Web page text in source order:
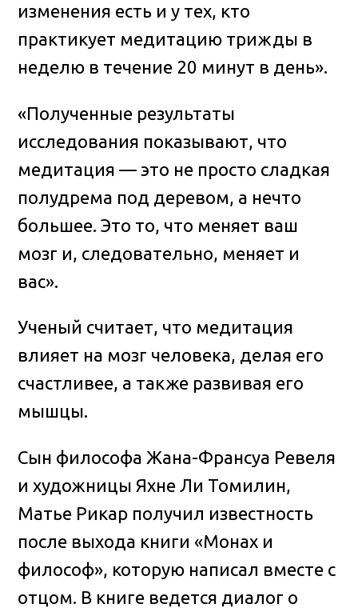
изменения есть и у тех, кто
практикует медитацию трижды в
неделю в течение 20 минут в день».
«Полученные результаты
исследования показывают, что
медитация — это не просто сладкая
полудрема под деревом, а нечто
большее. Это то, что меняет ваш
мозг и, следовательно, меняет и
вас».
Ученый считает, что медитация
влияет на мозг человека, делая его
счастливее, а также развивая его
мышцы.
Сын философа Жана-Франсуа Ревеля
и художницы Яхне Ли Томилин,
Матье Рикар получил известность
после выхода книги «Монах и
философ», которую написал вместе с
отцом. В книге ведется диалог о